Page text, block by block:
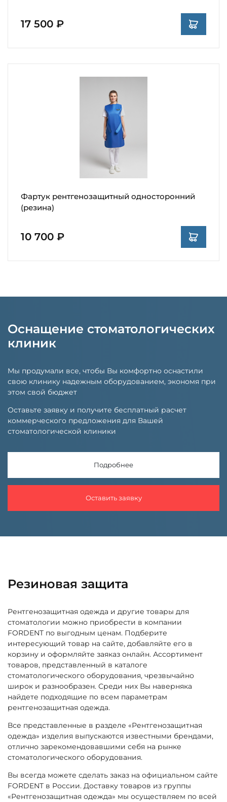
17 500 ₽
Фартук рентгенозащитный односторонний
(резина)
10 700 ₽
Оснащение стоматологических
клиник
Мы продумали все, чтобы Вы комфортно оснастили
свою клинику надежным оборудованием, экономя при
этом свой бюджет
Оставьте заявку и получите бесплатный расчет
коммерческого предложения для Вашей
стоматологической клиники
Подробнее
Оставить заявку
Резиновая защита
Рентгенозащитная одежда и другие товары для
стоматологии можно приобрести в компании
FORDENT по выгодным ценам. Подберите
интересующий товар на сайте, добавляйте его в
корзину и оформляйте заяказ онлайн. Ассортимент
товаров, представленный в каталоге
стоматологического оборудования, чрезвычайно
широк и разнообразен. Среди них Вы наверняка
найдете подходящие по всем параметрам
рентгенозащитная одежда.
Все представленные в разделе «Рентгенозащитная
одежда» изделия выпускаются известными брендами,
отлично зарекомендовавшими себя на рынке
стоматологического оборудования.
Вы всегда можете сделать заказ на официальном сайте
FORDENT в России. Доставку товаров из группы
«Рентгенозащитная одежда» мы осуществляем по всей